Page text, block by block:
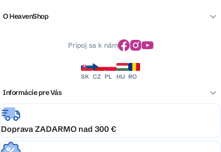
O HeavenShop
Pripoj sa k nám
SK CZ PL HU RO
Informácie pre Vás
Doprava ZADARMO nad 300 €